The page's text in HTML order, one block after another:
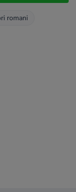
romani